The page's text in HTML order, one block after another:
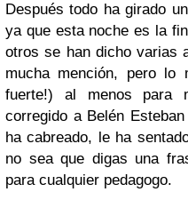
Después todo ha girado
ya que esta noche es la
otros se han dicho varias
mucha mención, pero lo
fuerte!) al menos para
corregido a Belén Esteban
ha cabreado, le ha
no sea que digas una
para cualquier pedagogo.